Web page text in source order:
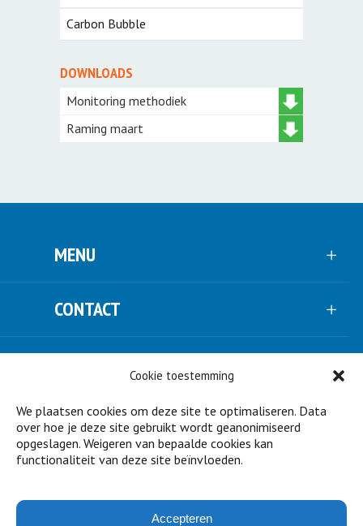
Cookie toestemming
We plaatsen cookies om deze site te optimaliseren. Data
over hoe je deze site gebruikt wordt geanonimiseerd
opgeslagen. Weigeren van bepaalde cookies kan
functionaliteit van deze site beïnvloeden.
Accepteren
Carbon Bubble
DOWNLOADS
Monitoring methodiek
Raming maart
MENU
CONTACT
NIEUWSBRIEF
STEUN ONS